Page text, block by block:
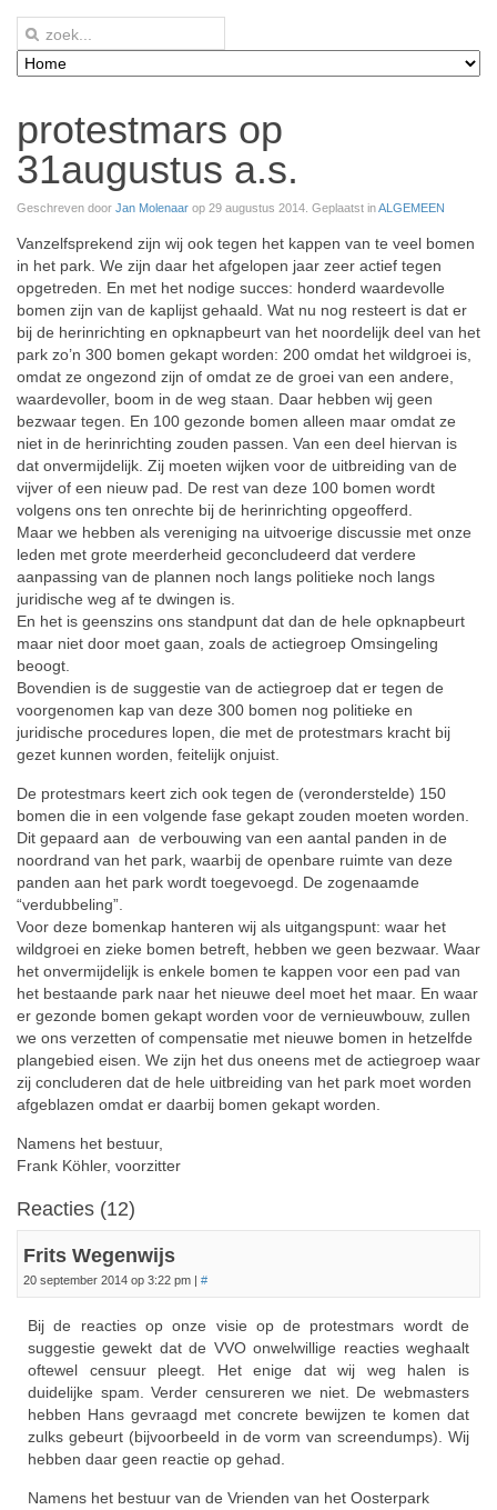
protestmars op
31augustus a.s.
Geschreven door Jan Molenaar op 29 augustus 2014 . Geplaatst inALGEMEEN
Vanzelfsprekend zijn wij ook tegen het kappen van te veel bomen
in het park. We zijn daar het afgelopen jaar zeer actief tegen
opgetreden. En met het nodige succes: honderd waardevolle
bomen zijn van de kaplijst gehaald. Wat nu nog resteert is dat er
bij de herinrichting en opknapbeurt van het noordelijk deel van het
park zo’n 300 bomen gekapt worden: 200 omdat het wildgroei is,
omdat ze ongezond zijn of omdat ze de groei van een andere,
waardevoller, boom in de weg staan. Daar hebben wij geen
bezwaar tegen. En 100 gezonde bomen alleen maar omdat ze
niet in de herinrichting zouden passen. Van een deel hiervan is
dat onvermijdelijk. Zij moeten wijken voor de uitbreiding van de
vijver of een nieuw pad. De rest van deze 100 bomen wordt
volgens ons ten onrechte bij de herinrichting opgeofferd.
Maar we hebben als vereniging na uitvoerige discussie met onze
leden met grote meerderheid geconcludeerd dat verdere
aanpassing van de plannen noch langs politieke noch langs
juridische weg af te dwingen is.
En het is geenszins ons standpunt dat dan de hele opknapbeurt
maar niet door moet gaan, zoals de actiegroep Omsingeling
beoogt.
Bovendien is de suggestie van de actiegroep dat er tegen de
voorgenomen kap van deze 300 bomen nog politieke en
juridische procedures lopen, die met de protestmars kracht bij
gezet kunnen worden, feitelijk onjuist.
De protestmars keert zich ook tegen de (veronderstelde) 150
bomen die in een volgende fase gekapt zouden moeten worden.
Dit gepaard aan de verbouwing van een aantal panden in de
noordrand van het park, waarbij de openbare ruimte van deze
panden aan het park wordt toegevoegd. De zogenaamde
“verdubbeling”.
Voor deze bomenkap hanteren wij als uitgangspunt: waar het
wildgroei en zieke bomen betreft, hebben we geen bezwaar. Waar
het onvermijdelijk is enkele bomen te kappen voor een pad van
het bestaande park naar het nieuwe deel moet het maar. En waar
er gezonde bomen gekapt worden voor de vernieuwbouw, zullen
we ons verzetten of compensatie met nieuwe bomen in hetzelfde
plangebied eisen. We zijn het dus oneens met de actiegroep waar
zij concluderen dat de hele uitbreiding van het park moet worden
afgeblazen omdat er daarbij bomen gekapt worden.
Namens het bestuur,
Frank Köhler, voorzitter
Reacties (12)
Frits Wegenwijs
20 september 2014 op 3:22 pm | #
Bij de reacties op onze visie op de protestmars wordt de
suggestie gewekt dat de VVO onwelwillige reacties weghaalt
oftewel censuur pleegt. Het enige dat wij weg halen is
duidelijke spam. Verder censureren we niet. De webmasters
hebben Hans gevraagd met concrete bewijzen te komen dat
zulks gebeurt (bijvoorbeeld in de vorm van screendumps). Wij
hebben daar geen reactie op gehad.
Namens het bestuur van de Vrienden van het Oosterpark